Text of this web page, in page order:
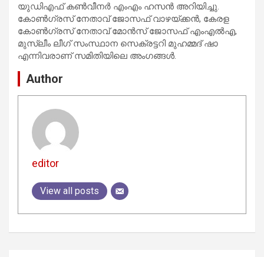
യുഡിഎഫ് കണ്‍വീനര്‍ എംഎം ഹസന്‍ അറിയിച്ചു.
കോണ്‍ഗ്രസ് നേതാവ് ജോസഫ് വാഴയ്ക്കന്‍, കേരള
കോണ്‍ഗ്രസ് നേതാവ് മോന്‍സ് ജോസഫ് എംഎല്‍എ,
മുസ്ലീം ലീഗ് സംസ്ഥാന സെക്രട്ടറി മുഹമ്മദ് ഷാ
എന്നിവരാണ് സമിതിയിലെ അംഗങ്ങള്‍.
Author
editor
View all posts